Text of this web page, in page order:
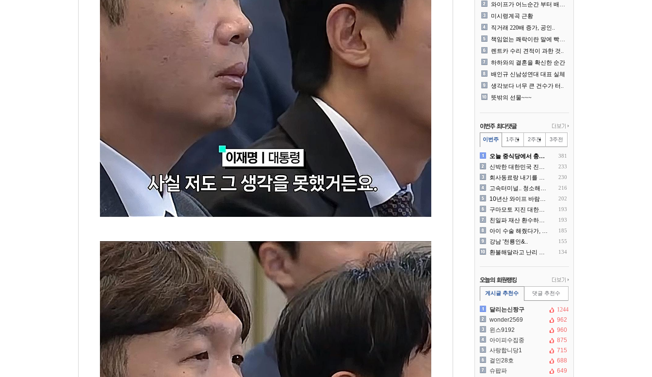
와이프가 어느순간 부터 배달..
미시령계곡 근황
직거래 220배 증가, 공인..
책임없는 쾌락이란 말에 빡친..
렌트카 수리 견적이 과한 것..
하하와의 결혼을 확신한 순간
배인규 신남성연대 대표 실체
생각보다 너무 큰 건수가 터..
뜻밖의 선물~~~
이번주 1주전 2주전 3주전
오늘 중식당에서 충격 목격담 381
신박한 대한민국 진상 근황 233
회사동료랑 내기를 했습니다 230
고속터미널.. 청소해주시는.. 216
10년산 와이프 바람나서 이.. 202
구마모토 지진 대한항공 생수.. 193
친일파 재산 환수하겠다! 193
아이 수술 해줬다가, 부모에.. 185
강남 '천룡인&.. 155
환불해달라고 난리 난 미국 .. 134
게시글 추천수 댓글 추천수
달리는신짱구
1244
wonder2569
962
윈스9192
960
아이피수집중
875
사랑합니당1
715
걸인28호
688
슈팝파
649